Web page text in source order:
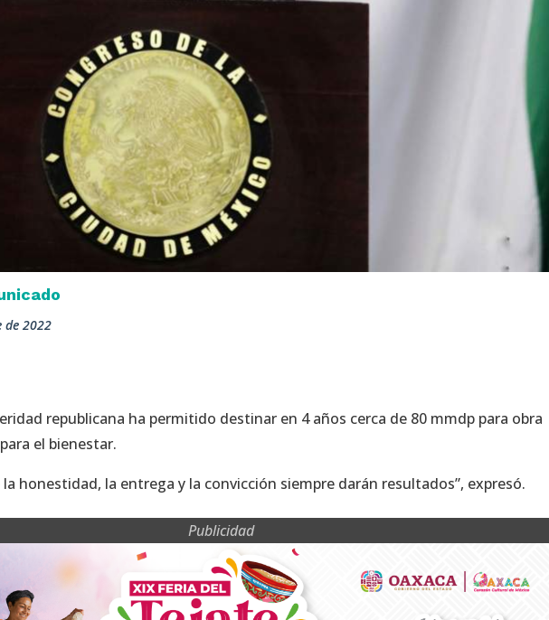
de 2022
republicana ha permitido destinar en 4 años cerca de 80 mmdp para obra
el bienestar.
la honestidad, la entrega y la convicción siempre darán resultados”, expresó.
Publicidad